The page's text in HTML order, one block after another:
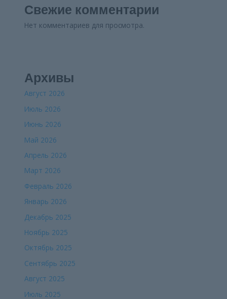
Свежие комментарии
Нет комментариев для просмотра.
Архивы
Август 2026
Июль 2026
Июнь 2026
Май 2026
Апрель 2026
Март 2026
Февраль 2026
Январь 2026
Декабрь 2025
Ноябрь 2025
Октябрь 2025
Сентябрь 2025
Август 2025
Июль 2025